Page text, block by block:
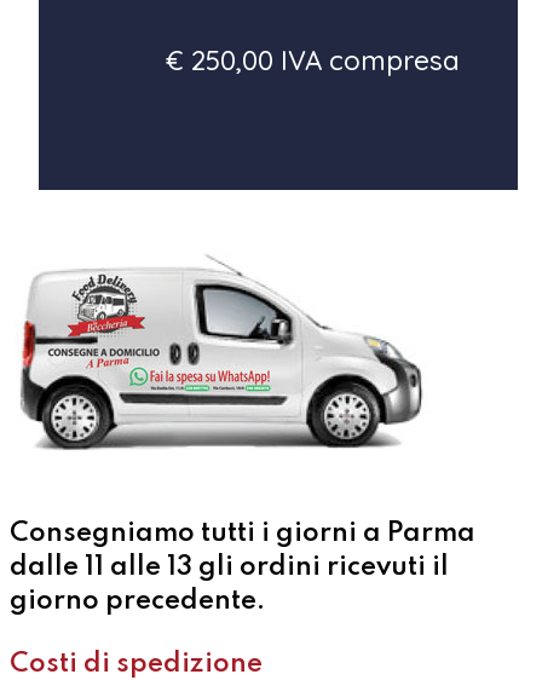
€ 250,00 IVA compresa
Consegniamo tutti i giorni a Parma
dalle 11 alle 13 gli ordini ricevuti il
giorno precedente.
Costi di spedizione